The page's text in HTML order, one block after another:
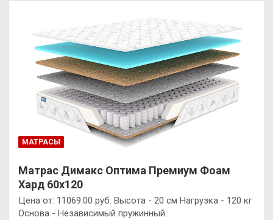
МАТРАСЫ
Матрас Димакс Оптима Премиум Фоам
Хард 60х120
Цена от: 11069.00 руб. Высота - 20 см Нагрузка - 120 кг
Основа - Независимый пружинный…